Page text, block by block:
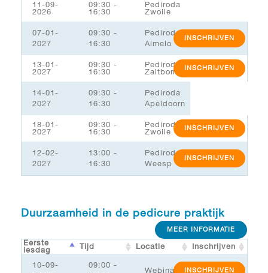
11-09-
2026
09:30 -
16:30
Pediroda
Zwolle
07-01-
2027
09:30 -
16:30
Pediroda
Almelo
INSCHRIJVEN
13-01-
2027
09:30 -
16:30
Pediroda
Zaltbommel/MSK
INSCHRIJVEN
14-01-
2027
09:30 -
16:30
Pediroda
Apeldoorn
18-01-
2027
09:30 -
16:30
Pediroda
Zwolle
INSCHRIJVEN
12-02-
2027
13:00 -
16:30
Pediroda
Weesp
INSCHRIJVEN
Duurzaamheid in de pedicure praktijk
MEER INFORMATIE
Eerste
lesdag
Tijd Locatie Inschrijven
10-09-
09:00 -
Webinar INSCHRIJVEN